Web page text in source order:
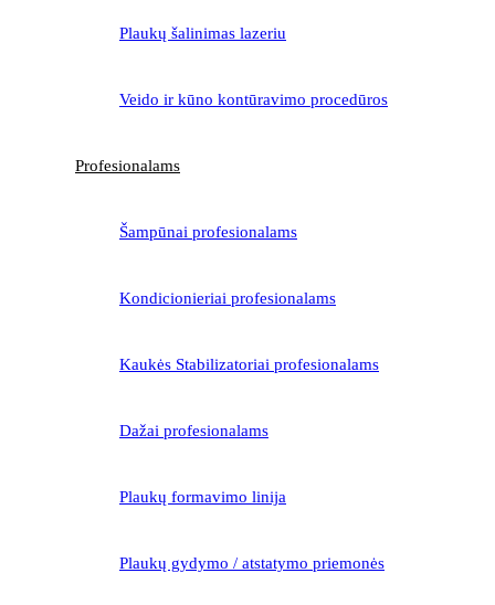
Plaukų šalinimas lazeriu
Veido ir kūno kontūravimo procedūros
Profesionalams
Šampūnai profesionalams
Kondicionieriai profesionalams
Kaukės Stabilizatoriai profesionalams
Dažai profesionalams
Plaukų formavimo linija
Plaukų gydymo / atstatymo priemonės